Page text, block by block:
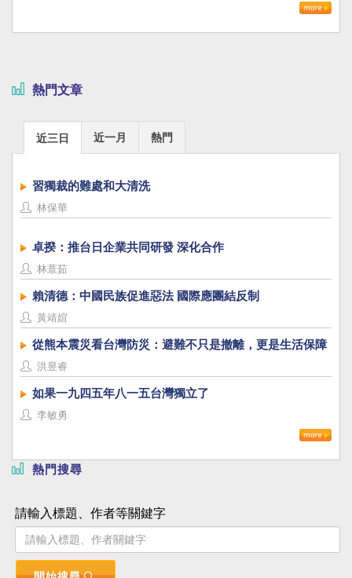
熱門文章
近三日 近一月 熱門
習獨裁的難處和大清洗
林保華
卓揆：推台日企業共同研發 深化合作
林薏茹
賴清德：中國民族促進惡法 國際應團結反制
黃靖媗
從熊本震災看台灣防災：避難不只是撤離，更是生活保障
洪昱睿
如果一九四五年八一五台灣獨立了
李敏勇
熱門搜尋
請輸入標題、作者等關鍵字